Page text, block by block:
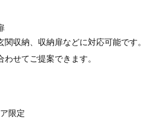
収納、収納扉などに対応可能です。
せてご提案できます。
限定